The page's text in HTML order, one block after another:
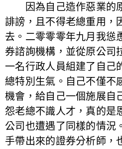
因為自己造作惡業的
誹謗，且不得老總重用，
去。二零零零年九月我慫
券諮詢機構，並從原公司
一名行政人員組建了自己
總特別生氣。自己不僅不
機會，給自己一個施展自
怨老總不識人才，真的是
公司也遭遇了同樣的情況
手帶出來的證券分析師，